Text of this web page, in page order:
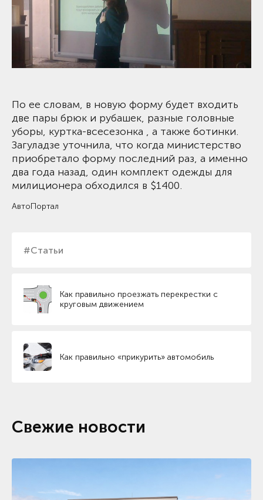
#Статьи
Как правильно проезжать перекрестки с
круговым движением
Как правильно «прикурить» автомобиль
По ее словам, в новую форму будет входить
две пары брюк и рубашек, разные головные
уборы, куртка-всесезонка , а также ботинки.
Загуладзе уточнила, что когда министерство
приобретало форму последний раз, а именно
два года назад, один комплект одежды для
милиционера обходился в $1400.
АвтоПортал
Свежие новости